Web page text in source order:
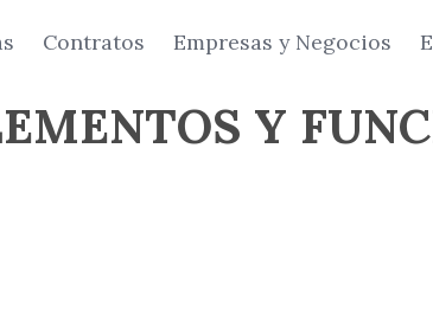
Contratos Empresas y Negocios
Y